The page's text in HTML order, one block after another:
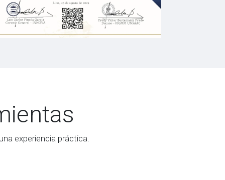
experiencia práctica.